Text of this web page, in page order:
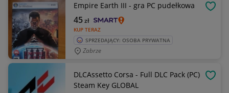
Empire Earth III - gra PC pudełkowa
KUP TERAZ
45zł
SPRZEDAJĄCY: OSOBA PRYWATNA
Zabrze
DLCAssetto Corsa - Full DLC Pack (PC)
Steam Key GLOBAL